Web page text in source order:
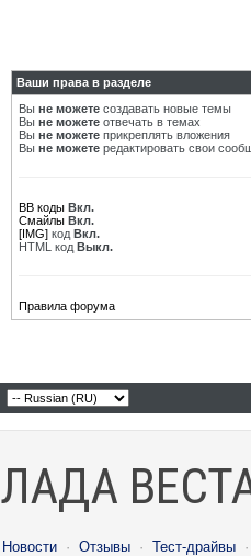
Ваши права в разделе
Вы не можете создавать новые темы
Вы не можете отвечать в темах
Вы не можете прикреплять вложения
Вы не можете редактировать свои
BB коды Вкл.
Смайлы Вкл.
[IMG] код Вкл.
HTML код Выкл.
Правила форума
ЛАДА ВЕСТА
Новости · Отзывы · Тест-драйвы ·